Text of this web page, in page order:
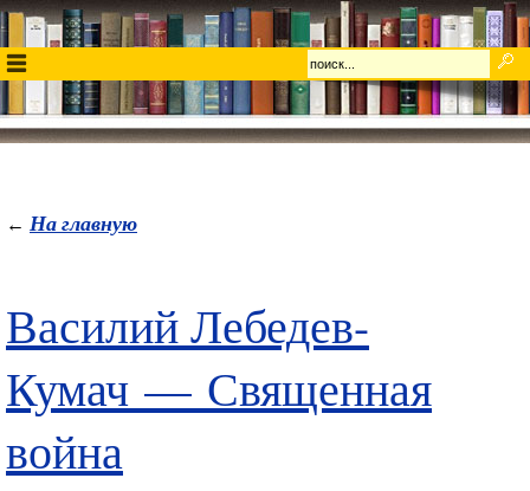
← На главную
Василий Лебедев-
Кумач — Священная
война